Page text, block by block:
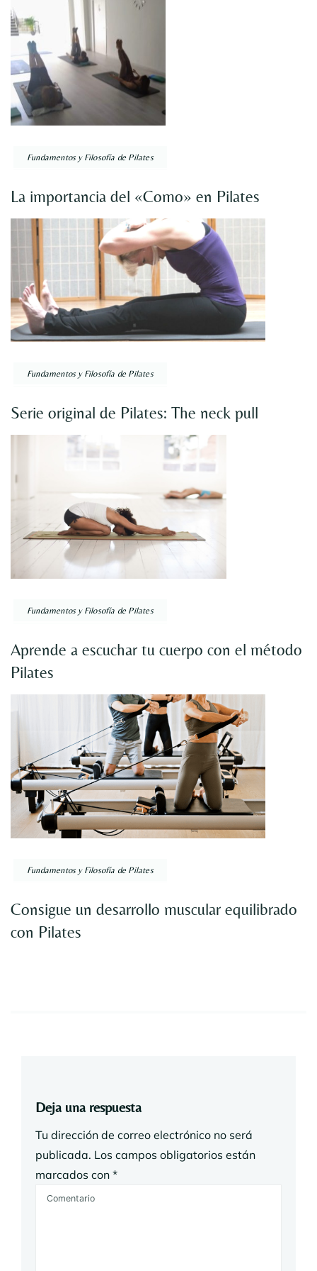
Fundamentos y Filosofía de Pilates
La importancia del «Como» en Pilates
Fundamentos y Filosofía de Pilates
Serie original de Pilates: The neck pull
Fundamentos y Filosofía de Pilates
Aprende a escuchar tu cuerpo con el método
Pilates
Fundamentos y Filosofía de Pilates
Consigue un desarrollo muscular equilibrado
con Pilates
Deja una respuesta
Tu dirección de correo electrónico no será
publicada. Los campos obligatorios están
marcados con *